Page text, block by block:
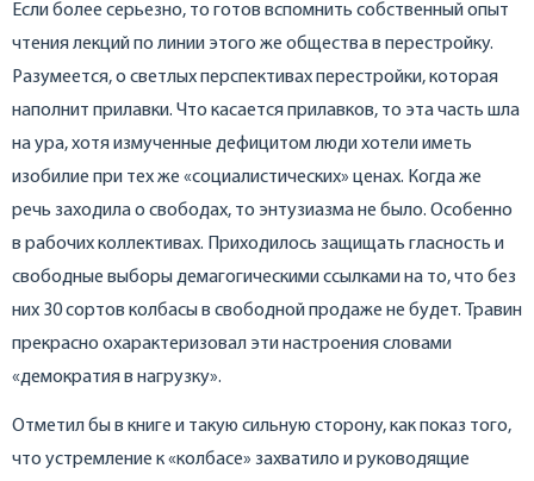
Если более серьезно, то готов вспомнить собственный опыт
чтения лекций по линии этого же общества в перестройку.
Разумеется, о светлых перспективах перестройки, которая
наполнит прилавки. Что касается прилавков, то эта часть шла
на ура, хотя измученные дефицитом люди хотели иметь
изобилие при тех же «социалистических» ценах. Когда же
речь заходила о свободах, то энтузиазма не было. Особенно
в рабочих коллективах. Приходилось защищать гласность и
свободные выборы демагогическими ссылками на то, что без
них 30 сортов колбасы в свободной продаже не будет. Травин
прекрасно охарактеризовал эти настроения словами
«демократия в нагрузку».
Отметил бы в книге и такую сильную сторону, как показ того,
что устремление к «колбасе» захватило и руководящие